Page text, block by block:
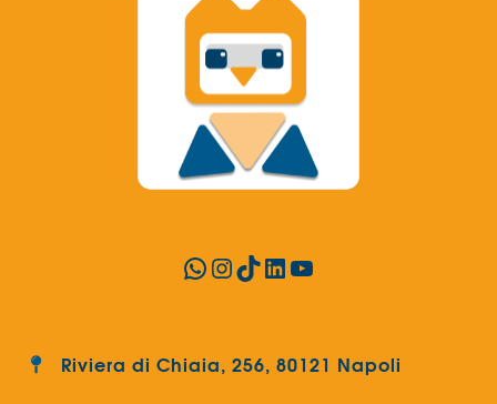
WhatsApp
Instagram
TikTok
LinkedIn
YouTube
Riviera di Chiaia, 256, 80121 Napoli